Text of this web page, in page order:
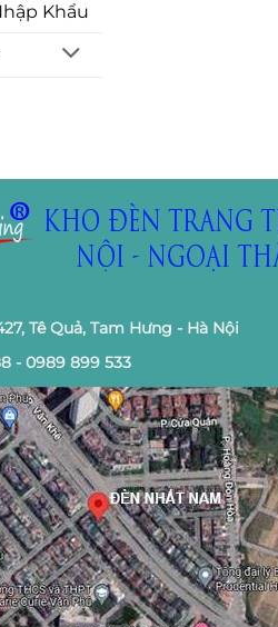
Khẩu
Tê Quả, Tam Hưng - Hà Nội
- 0989 899 533